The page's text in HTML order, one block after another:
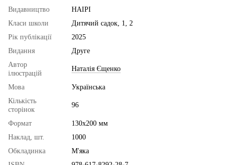
Видавництво
НАІРІ
Класи школи
Дитячий садок, 1, 2
Рік публікації
2025
Видання
Друге
Автор
ілюстрацій
Наталія Єщенко
Мова
Українська
Кількість
сторінок
96
Формат
130х200 мм
Наклад, шт.
1000
Обкладинка
М'яка